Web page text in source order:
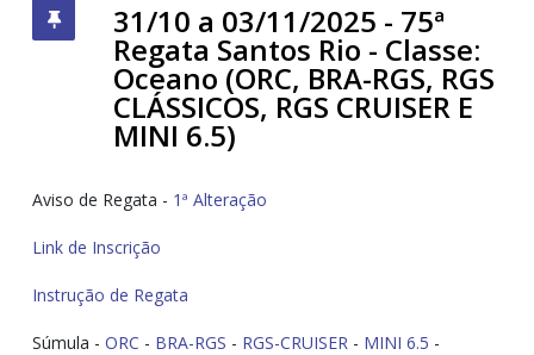
31/10 a 03/11/2025 - 75ª
Regata Santos Rio - Classe:
Oceano (ORC, BRA-RGS, RGS
CLÁSSICOS, RGS CRUISER E
MINI 6.5)
Aviso de Regata - 1ª Alteração
Link de Inscrição
Instrução de Regata
Súmula - ORC - BRA-RGS - RGS-CRUISER - MINI 6.5 -